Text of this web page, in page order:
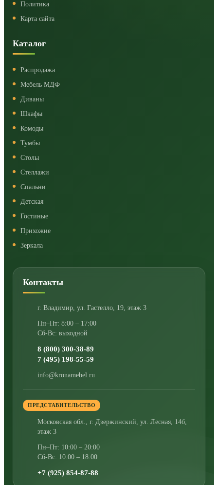
Политика
Карта сайта
Каталог
Распродажа
Мебель МДФ
Диваны
Шкафы
Комоды
Тумбы
Столы
Стеллажи
Спальни
Детская
Гостиные
Прихожие
Зеркала
Контакты
г. Владимир, ул. Гастелло, 19, этаж 3
Пн–Пт: 8:00 – 17:00
Сб-Вс: выходной
8 (800) 300-38-89
7 (495) 198-55-59
info@kronamebel.ru
ПРЕДСТАВИТЕЛЬСТВО
Московская обл., г. Дзержинский, ул. Лесная, 14б,
этаж 3
Пн–Пт: 10:00 – 20:00
Сб-Вс: 10:00 – 18:00
+7 (925) 854-87-88